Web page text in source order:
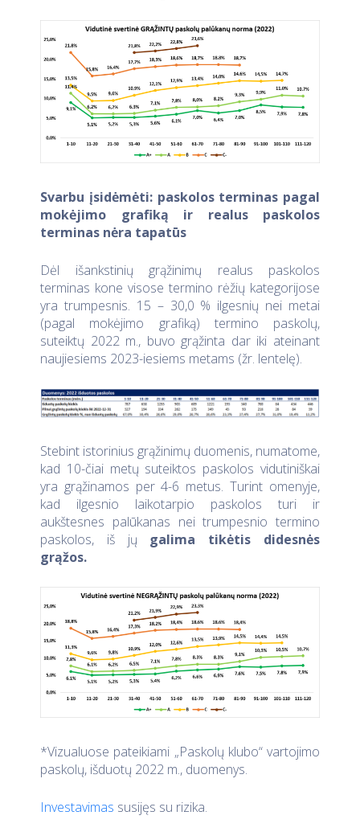
Svarbu įsidėmėti: paskolos terminas pagal
mokėjimo grafiką ir realus paskolos
terminas nėra tapatūs
Dėl išankstinių grąžinimų realus paskolos
terminas kone visose termino rėžių kategorijose
yra trumpesnis. 15 – 30,0 % ilgesnių nei metai
(pagal mokėjimo grafiką) termino paskolų,
suteiktų 2022 m., buvo grąžinta dar iki ateinant
naujiesiems 2023-iesiems metams (žr. lentelę).
Stebint istorinius grąžinimų duomenis, numatome,
kad 10-čiai metų suteiktos paskolos vidutiniškai
yra grąžinamos per 4-6 metus. Turint omenyje,
kad ilgesnio laikotarpio paskolos turi ir
aukštesnes palūkanas nei trumpesnio termino
paskolos, iš jų galima tikėtis didesnės
grąžos.
*Vizualuose pateikiami „Paskolų klubo“ vartojimo
paskolų, išduotų 2022 m., duomenys.
Investavimas susijęs su rizika.